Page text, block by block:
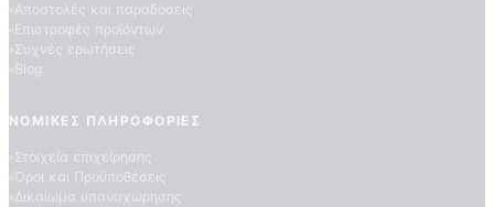
ΕΠΕΞΗΓΗΣΗ ΣΥΜΒΟΛΩΝ
Αποστολές και παραδόσεις
Επιστροφές προϊόντων
Συχνές ερωτήσεις
Blog
ΝΟΜΙΚΈΣ ΠΛΗΡΟΦΟΡΊΕΣ
Στοιχεία επιχείρησης
Όροι και Προϋποθέσεις
Δικαίωμα υπαναχώρησης